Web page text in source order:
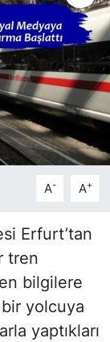
A- A+
Erfurt’tan
tren
bilgilere
yolcuya
yaptıkları